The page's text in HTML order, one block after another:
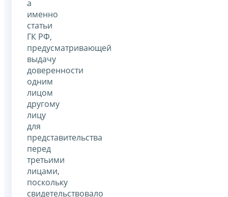
а
именно
статьи
ГК РФ,
предусматривающей
выдачу
доверенности
одним
лицом
другому
лицу
для
представительства
перед
третьими
лицами,
поскольку
свидетельствовало